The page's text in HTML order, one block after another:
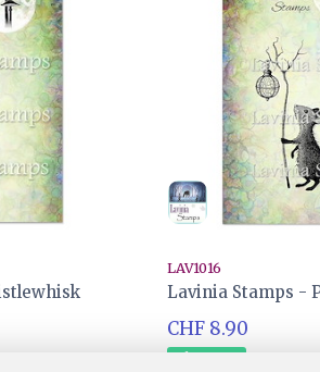
LAV1016
Lavinia Stamps -
CHF 8.90
Ab Lager